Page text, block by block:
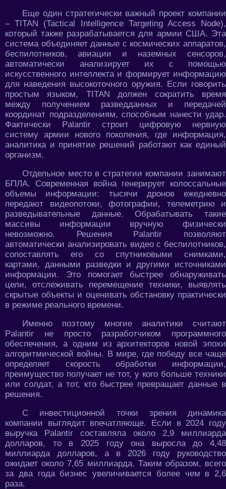
Еще один стратегически важный проект компании
– TITAN (Tactical Intelligence Targeting Access Node),
который также разрабатывается для армии США. Эта
система объединяет данные с космических аппаратов,
беспилотников, авиации и наземных сенсоров,
автоматически анализирует их с помощью
искусственного интеллекта и формирует информацию
для наведения высокоточного оружия. Если говорить
простым языком, TITAN должен сократить время
между получением разведданных и передачей
координат подразделениям, способным нанести удар.
Фактически Palantir строит цифровую нервную
систему армии нового поколения, где информация,
аналитика и принятие решений работают как единый
организм.
Отдельное место в стратегии компании занимают
БПЛА. Современная война генерирует колоссальные
объемы информации: тысячи дронов ежедневно
передают видеопотоки, фотографии, телеметрию и
разведывательные данные. Обрабатывать такие
массивы информации вручную физически
невозможно. Решения Palantir позволяют
автоматически анализировать видео с беспилотников,
сопоставлять его со спутниковыми снимками,
картами, данными разведки и другими источниками
информации. Это помогает быстрее обнаруживать
цели, отслеживать перемещение техники, выявлять
скрытые объекты и оценивать обстановку практически
в режиме реального времени.
Именно поэтому многие аналитики считают
Palantir не просто разработчиком программного
обеспечения, а одним из архитекторов новой эпохи
алгоритмической войны. В мире, где победу все чаще
определяет скорость обработки информации,
преимущество получает не тот, у кого больше техники
или солдат, а тот, кто быстрее превращает данные в
решения.
С инвестиционной точки зрения динамика
компании выглядит впечатляюще. Если в 2024 году
выручка Palantir составляла около 2,9 миллиарда
долларов, то в 2025 году она выросла до 4,48
миллиарда долларов, а в 2026 году руководство
ожидает около 7,65 миллиарда. Таким образом, всего
за два года бизнес увеличивается более чем в 2,6
раза.